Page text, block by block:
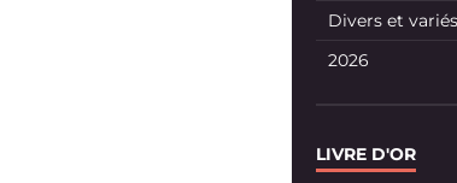
Divers et variés
2026
LIVRE D'OR